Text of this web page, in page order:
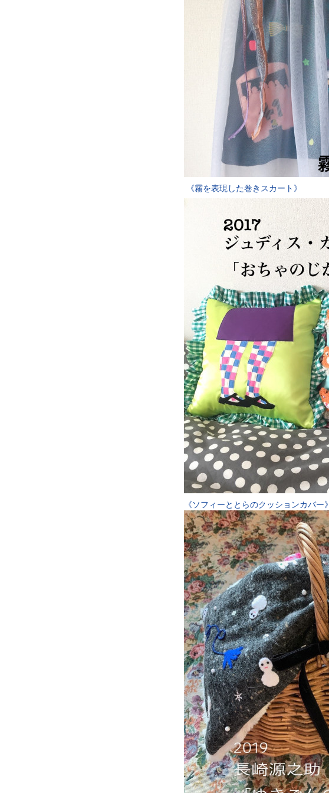
《霧を表現した巻きスカート》
《ソフィーととらのクッションカバー》